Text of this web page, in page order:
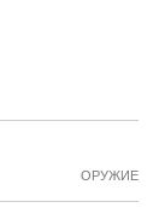
ОРУЖИЕ